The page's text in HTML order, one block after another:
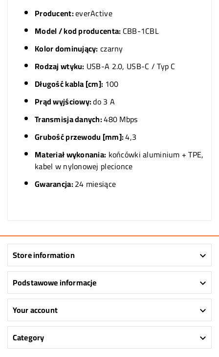
Producent:everActive
Model / kod producenta: CBB-1CBL
Kolor dominujący: czarny
Rodzaj wtyku: USB-A 2.0, USB-C / Typ C
Długość kabla [cm]: 100
Prąd wyjściowy:do 3 A
Transmisja danych:480 Mbps
Grubość przewodu [mm]:4,3
Materiał wykonania: końcówki aluminium + TPE,
kabel w nylonowej plecionce
Gwarancja:24 miesiące
Store information 
Podstawowe informacje 
Your account 
Category 